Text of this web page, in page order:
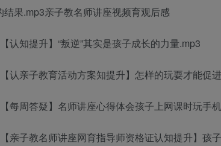
结果.mp3亲子教名师讲座视频育观后感
认知提升】“叛逆”其实是孩子成长的力量.mp3
认亲子教育活动方案知提升】怎样的玩耍才能促
每周答疑】 名师讲座心得体会孩子上网课时玩手
亲子教名师讲座网育指导师资格证认知提升】孩